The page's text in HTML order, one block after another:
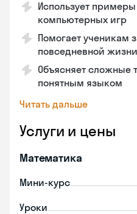
Использует
компьютерных игр
Помогает ученикам
повседневной жизни
Объясняет сложные
понятным языком
Читать дальше
Услуги и цены
Математика
Мини-курс
Уроки